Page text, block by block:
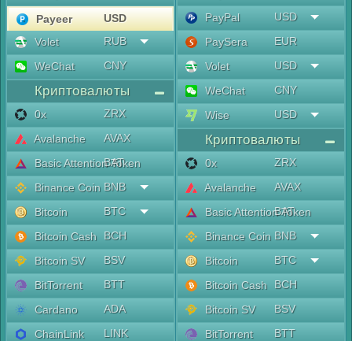
Payeer
USD
Volet
RUB
WeChat
CNY
Криптовалюты
0x
ZRX
Avalanche
AVAX
Basic Attention Token
BAT
Binance Coin BNB
Bitcoin
BTC
Bitcoin Cash
BCH
Bitcoin SV
BSV
BitTorrent
BTT
Cardano
ADA
ChainLink
LINK
PayPal
USD
PaySera
EUR
Volet
USD
WeChat
CNY
Wise
USD
Криптовалюты
0x
ZRX
Avalanche
AVAX
Basic Attention Token
BAT
Binance Coin BNB
Bitcoin
BTC
Bitcoin Cash
BCH
Bitcoin SV
BSV
BitTorrent
BTT